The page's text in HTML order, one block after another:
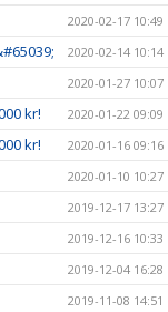
2020-02-17 10:49
2020-02-14 10:14
2020-01-27 10:07
kr! 2020-01-22 09:09
kr! 2020-01-16 09:16
2020-01-10 10:27
2019-12-17 13:27
2019-12-16 10:33
2019-12-04 16:28
2019-11-08 14:51